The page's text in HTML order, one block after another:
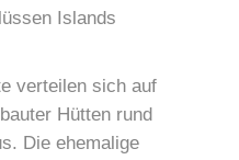
Islands
verteilen sich auf
Hütten rund
Die ehemalige